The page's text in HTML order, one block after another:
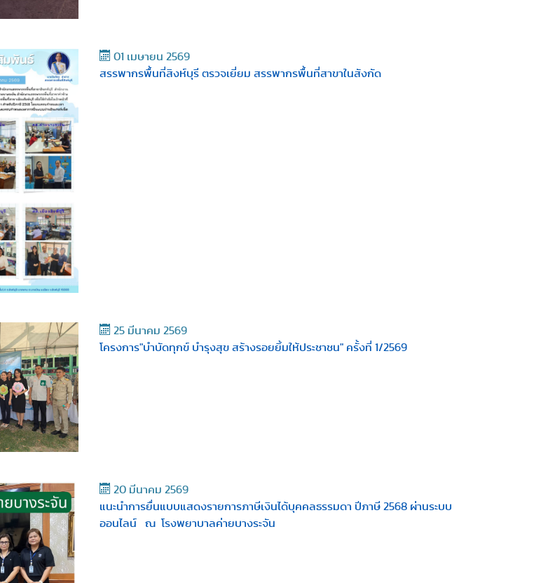
01 เมษายน 2569
สรรพากรพื้นที่สิงห์บุรี ตรวจเยี่ยม สรรพากรพื้นที่สาขาในสังกัด
25 มีนาคม 2569
โครงการ"บำบัดทุกข์ บำรุงสุข สร้างรอยยิ้มให้ประชาชน" ครั้งที่ 1/2569
20 มีนาคม 2569
แนะนำการยื่นแบบแสดงรายการภาษีเงินได้บุคคลธรรมดา ปีภาษี 2568 ผ่านระบบ
ออนไลน์ ณ โรงพยาบาลค่ายบางระจัน